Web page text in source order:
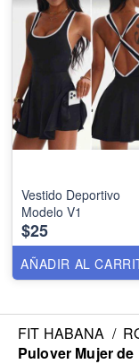
Vestido Deportivo
Modelo V1
$25
AÑADIR AL
FIT HABANA /
Pulover Mujer de